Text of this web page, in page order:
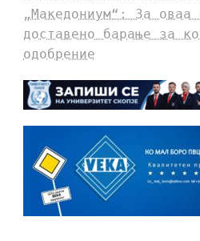
„Македониум“: За оваа
доставено барање за
одобрение